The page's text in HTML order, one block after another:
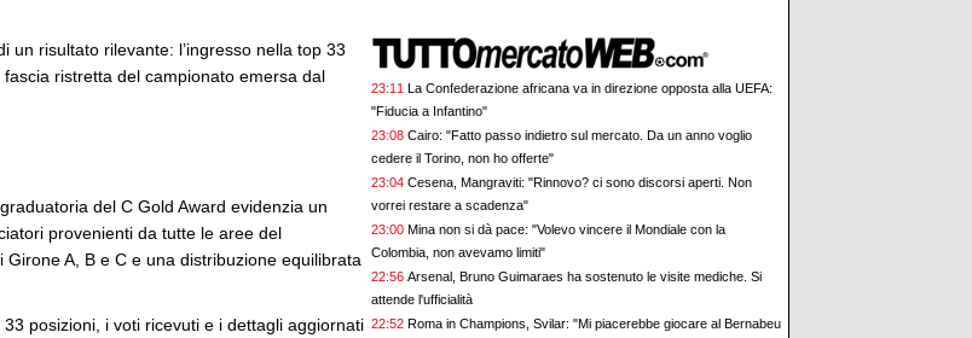
un risultato rilevante: l’ingresso nella top 33
ristretta del campionato emersa dal
del C Gold Award evidenzia un
provenienti da tutte le aree del
A, B e C e una distribuzione equilibrata
posizioni, i voti ricevuti e i dettagli aggiornati
23:11 La Confederazione africana va in direzione opposta alla UEFA:
"Fiducia a Infantino"
23:08 Cairo: "Fatto passo indietro sul mercato. Da un anno voglio
cedere il Torino, non ho offerte"
23:04 Cesena, Mangraviti: "Rinnovo? ci sono discorsi aperti. Non
vorrei restare a scadenza"
23:00 Mina non si dà pace: "Volevo vincere il Mondiale con la
Colombia, non avevamo limiti"
22:56 Arsenal, Bruno Guimaraes ha sostenuto le visite mediche. Si
attende l'ufficialità
22:52 Roma in Champions, Svilar: "Mi piacerebbe giocare al Bernabeu